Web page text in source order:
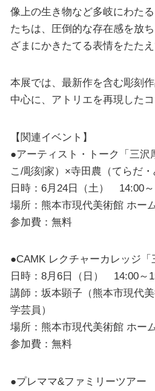
像上の生き物など多岐にわた
たちは、圧倒的な存在感を放
ざまにかきたてる表情をたたえ
本展では、最新作を含む彫刻
中心に、アトリエを再現した
【関連イベント】
●アーティスト・トーク「三沢
こ/彫刻家）×寺田農（てらだ・
日時：6月24日（土） 14:00～
場所：熊本市現代美術館 ホー
参加費：無料
●CAMK レクチャーカレッジ「
日時：8月6日（日） 14:00～
講師：坂本顕子（熊本市現代
学芸員）
場所：熊本市現代美術館 ホー
参加費：無料
●プレママ&ファミリーツアー